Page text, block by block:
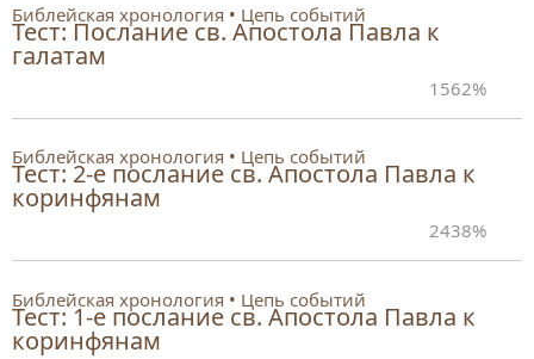
Библейская хронология Цепь событий
Тест: Послание св. Апостола Павла к
галатам
1562%
Библейская хронология Цепь событий
Тест: 2-е послание св. Апостола Павла к
коринфянам
2438%
Библейская хронология Цепь событий
Тест: 1-е послание св. Апостола Павла к
коринфянам